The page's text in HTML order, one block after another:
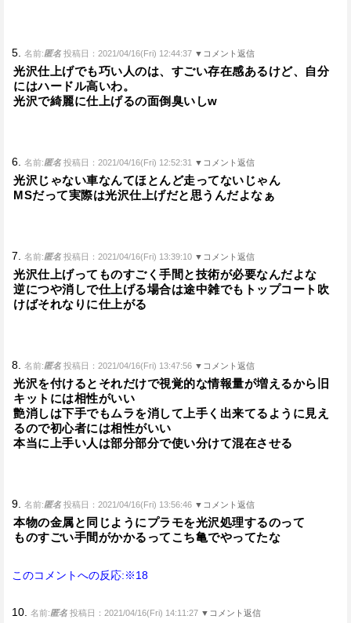
5. 名前:匿名 投稿日：2021/04/16(Fri) 12:44:37 ▼コメント返信
光沢仕上げでも巧い人のは、すごい存在感あるけど、自分
にはハードル高いわ。
光沢で綺麗に仕上げるの面倒臭いしw
6. 名前:匿名 投稿日：2021/04/16(Fri) 12:52:31 ▼コメント返信
光沢じゃない車なんてほとんど走ってないじゃん
MSだって実際は光沢仕上げだと思うんだよなぁ
7. 名前:匿名 投稿日：2021/04/16(Fri) 13:39:10 ▼コメント返信
光沢仕上げってものすごく手間と技術が必要なんだよな
逆につや消しで仕上げる場合は途中雑でもトップコート吹
けばそれなりに仕上がる
8. 名前:匿名 投稿日：2021/04/16(Fri) 13:47:56 ▼コメント返信
光沢を付けるとそれだけで視覚的な情報量が増えるから旧
キットには相性がいい
艶消しは下手でもムラを消して上手く出来てるように見え
るので初心者には相性がいい
本当に上手い人は部分部分で使い分けて混在させる
9. 名前:匿名 投稿日：2021/04/16(Fri) 13:56:46 ▼コメント返信
本物の金属と同じようにプラモを光沢処理するのって
ものすごい手間がかかるってこち亀でやってたな
このコメントへの反応:※18
10. 名前:匿名 投稿日：2021/04/16(Fri) 14:11:27 ▼コメント返信